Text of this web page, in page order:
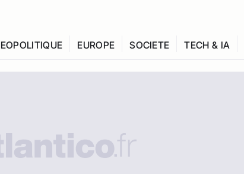
EUROPE SOCIETE TECH & IA